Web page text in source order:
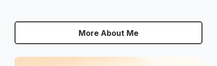
More About Me